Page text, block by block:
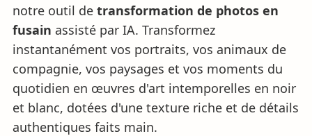
notre outil de transformation de photos en
fusain assisté par IA. Transformez
instantanément vos portraits, vos animaux de
compagnie, vos paysages et vos moments du
quotidien en œuvres d'art intemporelles en noir
et blanc, dotées d'une texture riche et de détails
authentiques faits main.